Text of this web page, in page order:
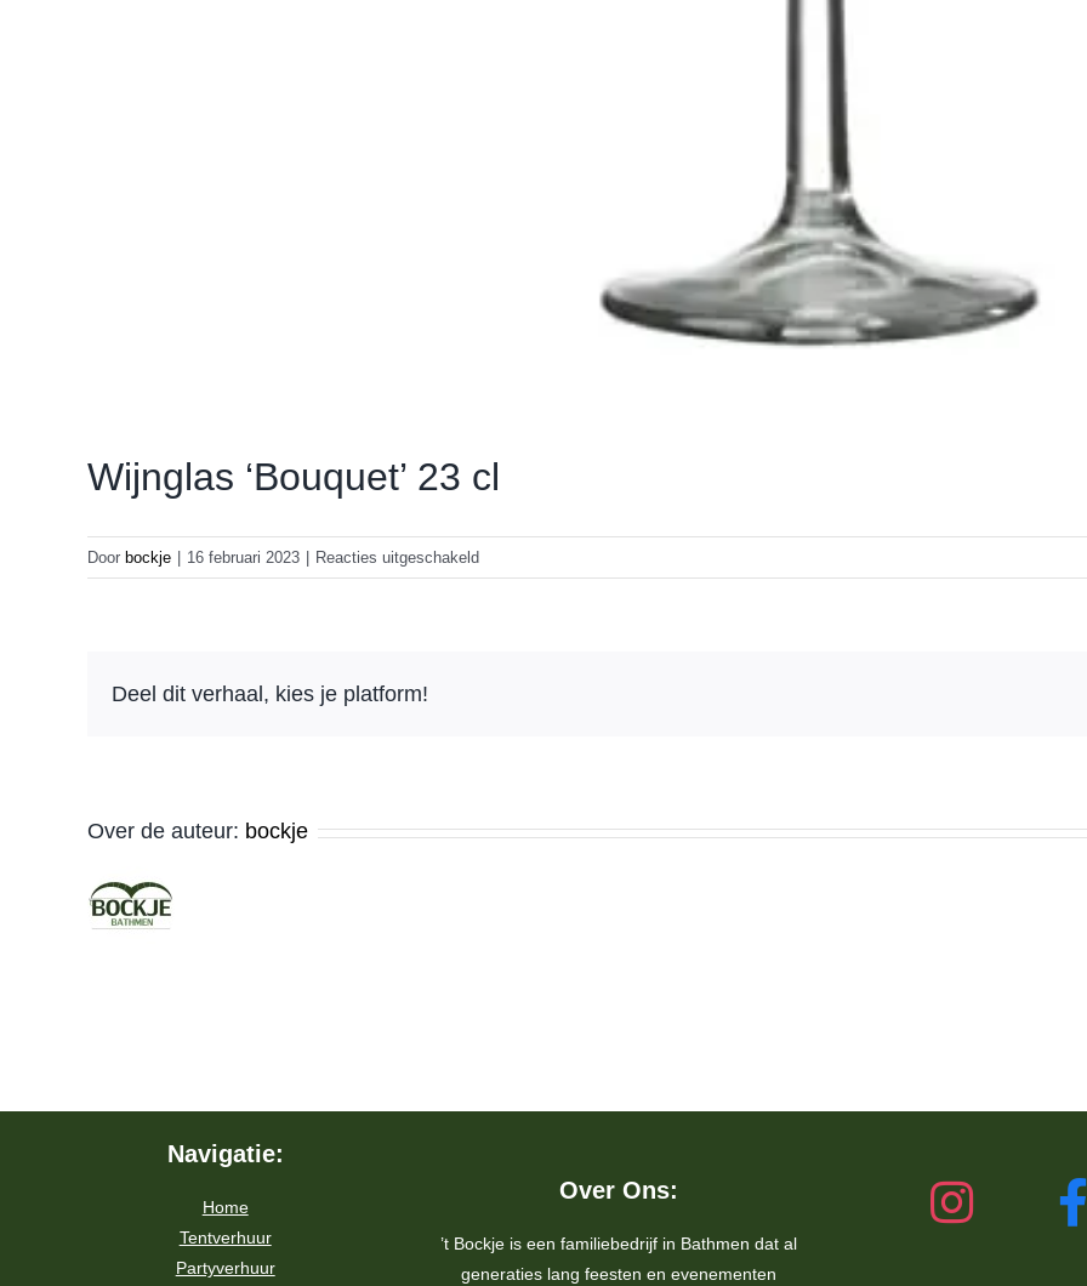
Wijnglas ‘Bouquet’ 23 cl
Door bockje 16 februari 2023 Reacties uitgeschakeldvoor
Wijnglas
Deel dit verhaal, kies je platform!
Over de auteur: bockje
Navigatie:
Home
Tentverhuur
Partyverhuur
Over Ons:
’t Bockje is een familiebedrijf in Bathmen dat al
generaties lang feesten en evenementen